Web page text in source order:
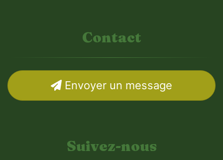
Contact
Envoyer un message
Suivez-nous